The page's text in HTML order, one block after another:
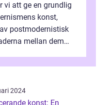
vi att ge en grundlig
konst,
postmodernistisk
mellan dem
2024
konst: En